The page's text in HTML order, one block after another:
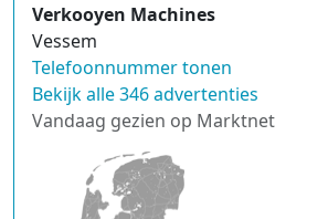
Verkooyen Machines
Vessem
Telefoonnummer tonen
Bekijk alle 346 advertenties
Vandaag gezien op Marktnet